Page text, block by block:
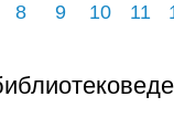
8 9 10 11